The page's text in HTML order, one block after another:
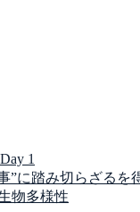
1
”に踏み切らざるを
物多様性